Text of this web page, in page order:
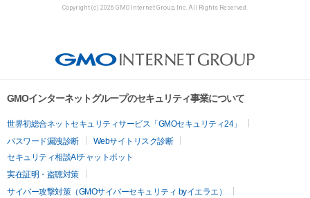
Copyright (c) 2026 GMO Internet Group, Inc. All Rights Reserved.
GMOインターネットグループのセキュリティ事業について
世界初総合ネットセキュリティサービス「GMOセキュリティ24」
パスワード漏洩診断
Webサイトリスク診断
セキュリティ相談AIチャットボット
実在証明・盗聴対策
サイバー攻撃対策（GMOサイバーセキュリティ byイエラエ）